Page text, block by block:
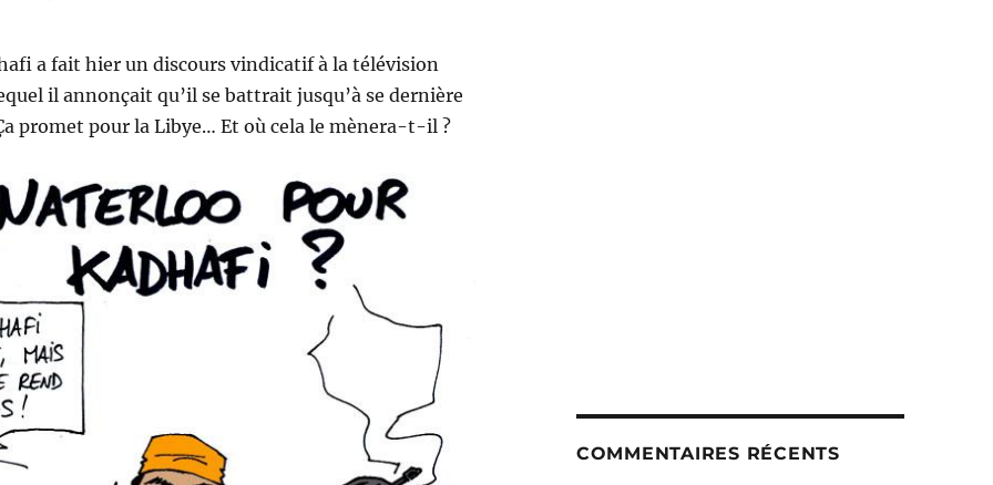
a fait hier un discours vindicatif à la télévision
il annonçait qu’il se battrait jusqu’à se dernière
promet pour la Libye… Et où cela le mènera-t-il ?
COMMENTAIRES RÉCENTS